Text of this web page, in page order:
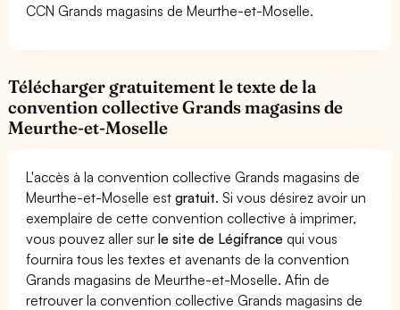
CCN Grands magasins de Meurthe-et-Moselle.
Télécharger gratuitement le texte de la
convention collective Grands magasins de
Meurthe-et-Moselle
L'accès à la convention collective Grands magasins de
Meurthe-et-Moselle estgratuit. Si vous désirez avoir un
exemplaire de cette convention collective à imprimer,
vous pouvez aller surle site de Légifrance qui vous
fournira tous les textes et avenants de la convention
Grands magasins de Meurthe-et-Moselle. Afin de
retrouver la convention collective Grands magasins de